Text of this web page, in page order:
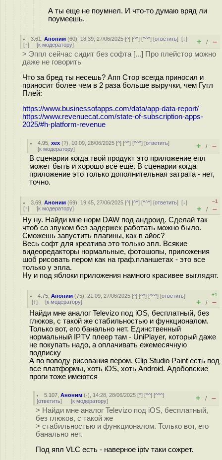
А ты еще не поумнел. И что-то думаю вряд ли
поумеешь.
3.61 ,Аноним (60), 18:39, 27/06/2025 [^] [^^] [^^^] [ответить][↓]
[↑] [к модератору] + / –
> Эппл сейчас сидит без софта [...] Про плейстор можно
даже не говорить
Что за бред ты несешь? Апп Стор всегда приносил и
приносит более чем в 2 раза больше выручки, чем Гугл
Плей:
https://www.businessofapps.com/data/app-data-report/
https://www.revenuecat.com/state-of-subscription-apps-
2025/#h-platform-revenue
4.95 ,хех (?), 10:09, 28/06/2025 [^] [^^] [^^^] [ответить]
[к модератору] + / –
В сценарии когда твой продукт это приложение епл
может быть и хорошо всё ещё. В сценарии когда
приложение это только дополнительная затрата - нет,
точно.
3.69 ,Аноним (69), 19:45, 27/06/2025 [^] [^^] [^^^] [ответить][↓]
[↑] [к модератору]
–1
+ / –
Ну ну. Найди мне норм DAW под андроид. Сделай так
чтоб со звуком без задержек работать можно было.
Сможешь запустить плагины, как в айос?
Весь софт для креатива это только эпл. Всякие
видеоредакторы нормальные, фотошопы, приложения
шоб рисовать пером как на граф.планшетах - это все
только у эпла.
Ну и под яблоки приложения намного красивее выглядят.
4.75 ,Аноним (75), 21:09, 27/06/2025 [^] [^^] [^^^] [ответить]
[↓] [к модератору]
+1
+ / –
Найди мне аналог Televizo под iOS, бесплатный, без
глюков, с такой же стабильностью и функционалом.
Только вот, его банально нет. Единственный
нормальный IPTV плеер там - UniPlayer, который даже
не покупать надо, а оплачивать ежемесячную
подписку
А по поводу рисования пером, Clip Studio Paint есть под
все платформы, хоть iOS, хоть Android. Адобовские
проги тоже имеются
5.107 ,Аноним (-), 14:28, 28/06/2025 [^] [^^] [^^^]
[ответить] [к модератору] + / –
> Найди мне аналог Televizo под iOS, бесплатный,
без глюков, с такой же
> стабильностью и функционалом. Только вот, его
банально нет.
Под япл VLC есть - наверное iptv таки сожрет.